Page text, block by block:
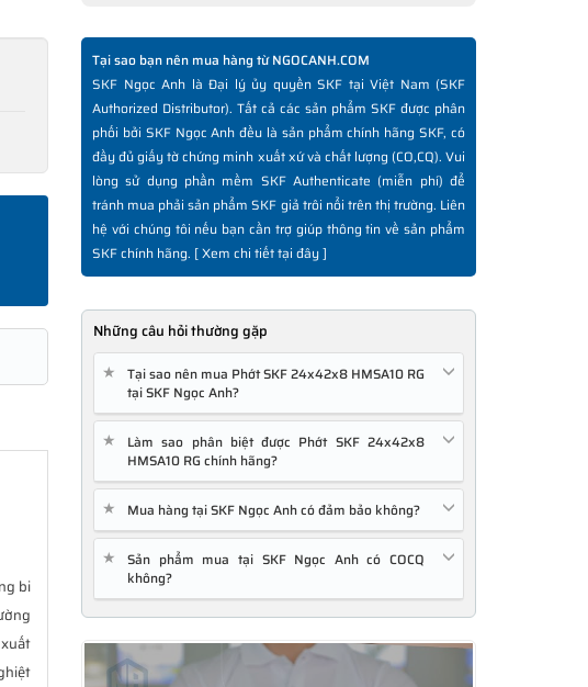
bi
Tại sao bạn nên mua hàng từ NGOCANH.COM
SKF Ngọc Anh là Đại lý ủy quyền SKF tại Việt Nam (SKF
Authorized Distributor). Tất cả các sản phẩm SKF được phân
phối bởi SKF Ngọc Anh đều là sản phẩm chính hãng SKF, có
đầy đủ giấy tờ chứng minh xuất xứ và chất lượng (CO,CQ). Vui
lòng sử dụng phần mềm SKF Authenticate (miễn phí) để
tránh mua phải sản phẩm SKF giả trôi nổi trên thị trường. Liên
hệ với chúng tôi nếu bạn cần trợ giúp thông tin về sản phẩm
SKF chính hãng. [Xem chi tiết tại đây]
Những câu hỏi thường gặp
★
Tại sao nên mua Phớt SKF 24x42x8 HMSA10 RG
tại SKF Ngọc Anh?
★
Làm sao phân biệt được Phớt SKF 24x42x8
HMSA10 RG chính hãng?
★ Mua hàng tại SKF Ngọc Anh có đảm bảo không?
★
Sản phẩm mua tại SKF Ngọc Anh có COCQ
không?